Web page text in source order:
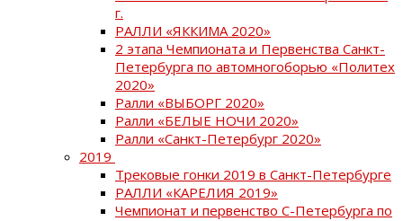
г.
РАЛЛИ «ЯККИМА 2020»
2 этапа Чемпионата и Первенства Санкт-
Петербурга по автомногоборью «Политех
2020»
Ралли «ВЫБОРГ 2020»
Ралли «БЕЛЫЕ НОЧИ 2020»
Ралли «Санкт-Петербург 2020»
2019
Трековые гонки 2019 в Санкт-Петербурге
РАЛЛИ «КАРЕЛИЯ 2019»
Чемпионат и первенство С-Петербурга по